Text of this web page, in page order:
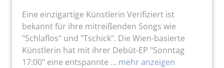
Eine einzigartige Künstlerin Verifiziert ist
bekannt für ihre mitreißenden Songs wie
"Schlaflos" und "Tschick". Die Wien-basierte
Künstlerin hat mit ihrer Debüt-EP "Sonntag
17:00" eine entspannte ... mehr anzeigen